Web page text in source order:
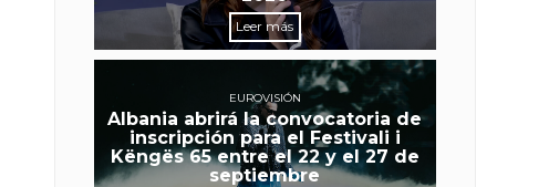
Leer más
EUROVISIÓN
Albania abrirá la convocatoria de
inscripción para el Festivali i
Këngës 65 entre el 22 y el 27 de
septiembre